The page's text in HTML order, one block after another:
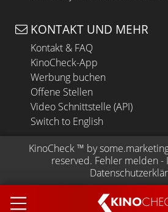
KINO
KONTAKT UND MEHR
Kontakt & FAQ
KinoCheck-App
Werbung buchen
Offene Stellen
Video Schnittstelle (API)
Switch to English
KinoCheck ™ by
reserved. Fehler melden -